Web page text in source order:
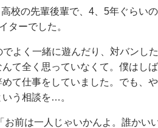
校の先輩後輩で、4、5年ぐらい
ターでした。
よく一緒に遊んだり、対バンし
て全く思っていなくて。僕はし
て仕事をしていました。でも、
う相談を…。
お前は一人じゃいかんよ。誰かい